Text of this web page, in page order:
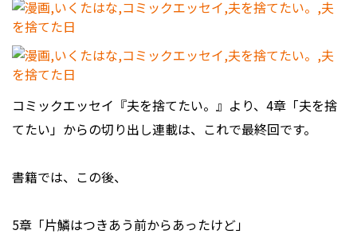
コミックエッセイ『夫を捨てたい。』より、4章「夫を捨
てたい」からの切り出し連載は、これで最終回です。
書籍では、この後、
5章「片鱗はつきあう前からあったけど」